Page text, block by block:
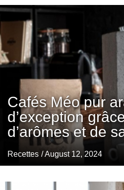
Cafés Méo pur
d’exception
d’arômes et de
Recettes / August 12, 2024